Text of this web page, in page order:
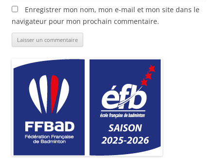
Enregistrer mon nom, mon e-mail et mon site dans le
navigateur pour mon prochain commentaire.